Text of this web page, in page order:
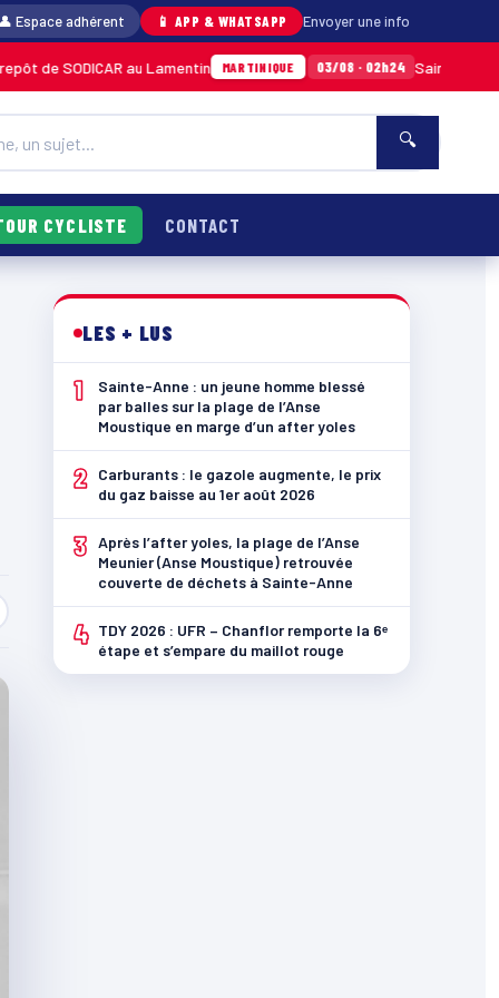
Espace adhérent 📱 APP & WHATSAPP Envoyer une info
au Lamentin MARTINIQUE 03/08 · 02h24 Sainte-Anne : un jeune
🔍
CYCLISTE CONTACT
LES + LUS
1
Sainte-Anne : un jeune homme blessé
par balles sur la plage de l’Anse
Moustique en marge d’un after yoles
2
Carburants : le gazole augmente, le prix
du gaz baisse au 1er août 2026
3 Après l’after yoles, la plage de l’Anse
Meunier (Anse Moustique) retrouvée
couverte de déchets à Sainte-Anne
4 TDY 2026 : UFR – Chanflor remporte la 6ᵉ
étape et s’empare du maillot rouge